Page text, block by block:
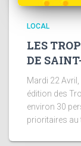
LOCAL
LES
DE
Mardi 22
édition des
environ 30
prioritaires au